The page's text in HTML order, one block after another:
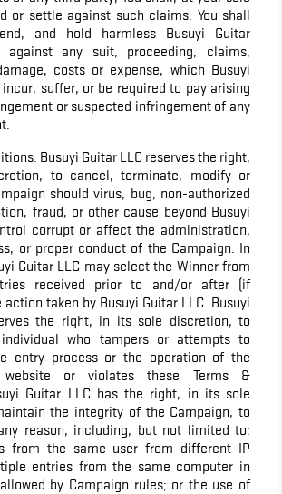
or settle against such claims. You shall
and hold harmless Busuyi Guitar
any suit, proceeding, claims,
costs or expense, which Busuyi
incur, suffer, or be required to pay arising
or suspected infringement of any
Busuyi Guitar LLC reserves the right,
to cancel, terminate, modify or
should virus, bug, non-authorized
fraud, or other cause beyond Busuyi
corrupt or affect the administration,
or proper conduct of the Campaign. In
Guitar LLC may select the Winner from
received prior to and/or after (if
taken by Busuyi Guitar LLC. Busuyi
the right, in its sole discretion, to
who tampers or attempts to
entry process or the operation of the
website or violates these Terms &
Guitar LLC has the right, in its sole
the integrity of the Campaign, to
reason, including, but not limited to:
from the same user from different IP
entries from the same computer in
by Campaign rules; or the use of